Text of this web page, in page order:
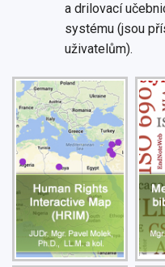
a drilovací
systému (jsou
uživatelům).